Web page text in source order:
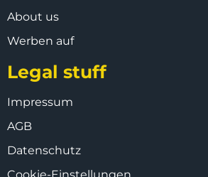
About us
Werben auf
Legal stuff
Impressum
AGB
Datenschutz
Cookie-Einstellungen